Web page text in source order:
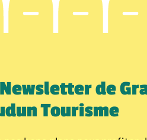
de
Tourisme